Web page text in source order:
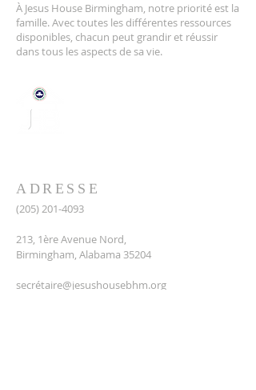
À Jesus House Birmingham, notre priorité est la
famille. Avec toutes les différentes ressources
disponibles, chacun peut grandir et réussir
dans tous les aspects de sa vie.
ADRESSE
(205) 201-4093
213, 1ère Avenue Nord,
Birmingham, Alabama 35204
secrétaire@jesushousebhm.org